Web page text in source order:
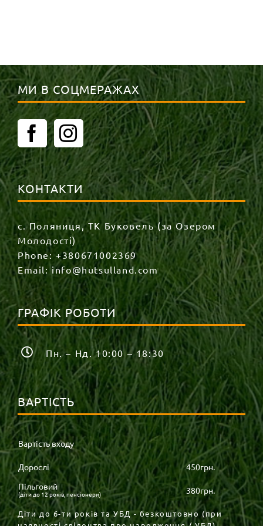
МИ В СОЦМЕРАЖАХ
КОНТАКТИ
с. Поляниця, ТК Буковель (за Озером
Молодості)
Phone:+380671002369
Email:info@hutsulland.com
ГРАФІК РОБОТИ
Пн. – Нд. 10:00 – 18:30
ВАРТІСТЬ
Вартість входу
Дорослі
450грн.
Пільговий
(діти до 12 років, пенсіонери) 380грн.
Діти до 6-ти років та УБД - безкоштовно (при